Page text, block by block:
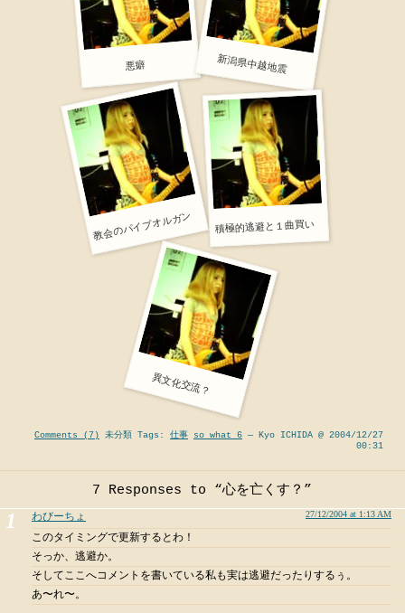
悪癖 新潟県中越地震
教会のパイプオルガン 積極的逃避と１曲買い
異文化交流？
Comments (7) 未分類 Tags: 仕事 so what 6 — Kyo ICHIDA @ 2004/12/27
00:31
7 Responses to “心を亡くす？”
わびーちょ 27/12/2004 at 1:13 AM
このタイミングで更新するとわ！
そっか、逃避か。
そしてここへコメントを書いている私も実は逃避だったりするぅ。
あ〜れ〜。